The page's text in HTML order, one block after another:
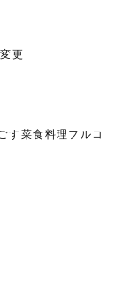
更
す菜食料理フルコ